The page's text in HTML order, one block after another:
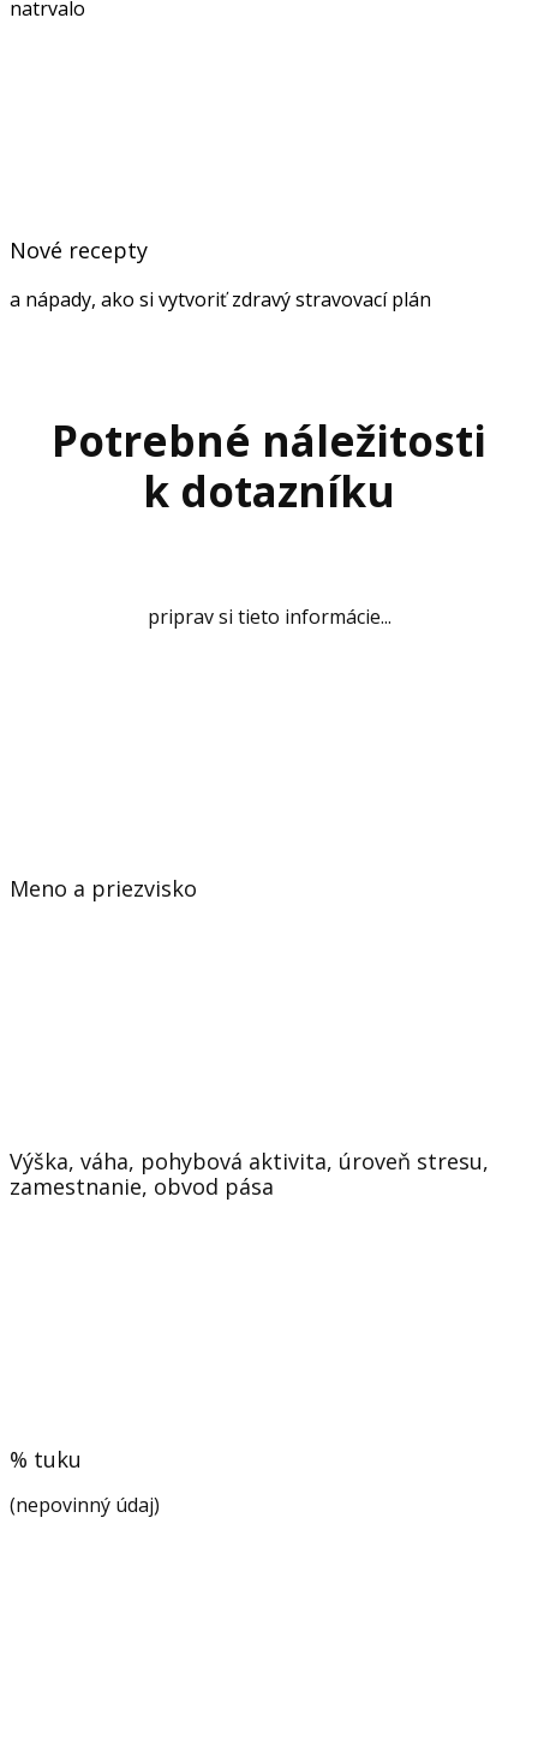
natrvalo
Nové recepty
a nápady, ako si vytvoriť zdravý stravovací plán
Potrebné náležitosti
k dotazníku
priprav si tieto informácie...
Meno a priezvisko
Výška, váha, pohybová aktivita, úroveň stresu,
zamestnanie, obvod pása
% tuku
(nepovinný údaj)